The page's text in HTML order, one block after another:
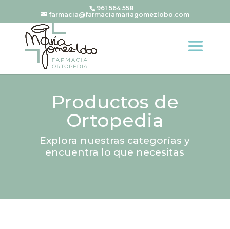
961 564 558
farmacia@farmaciamariagomezlobo.com
Productos de
Ortopedia
Explora nuestras categorías y
encuentra lo que necesitas